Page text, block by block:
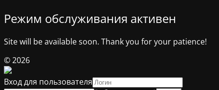
Режим обслуживания активен
Site will be available soon. Thank you for your patience!
© 2026
Вход для пользователя